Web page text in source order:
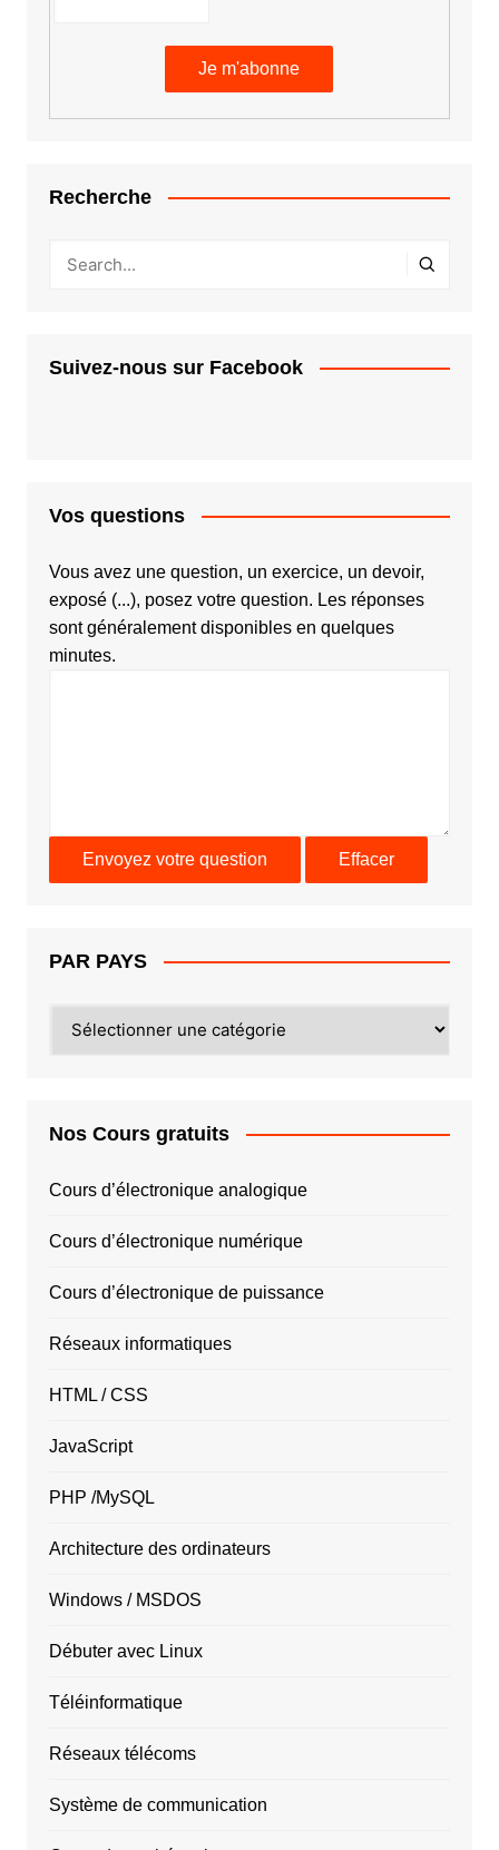
Recherche
Suivez-nous sur Facebook
Vos questions
Vous avez une question, un exercice, un devoir,
exposé (...), posez votre question. Les réponses
sont généralement disponibles en quelques
minutes.
PAR PAYS
PAYS
Nos Cours gratuits
Cours d’électronique analogique
Cours d’électronique numérique
Cours d’électronique de puissance
Réseaux informatiques
HTML / CSS
JavaScript
PHP /MySQL
Architecture des ordinateurs
Windows / MSDOS
Débuter avec Linux
Téléinformatique
Réseaux télécoms
Système de communication